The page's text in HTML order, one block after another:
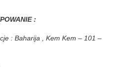
:
: Baharija , Kem Kem – 101 –